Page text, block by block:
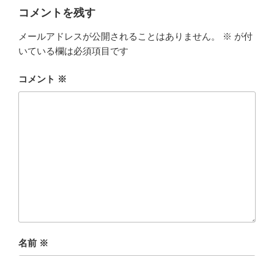
コメントを残す
メールアドレスが公開されることはありません。 ※ が付
いている欄は必須項目です
コメント ※
名前 ※